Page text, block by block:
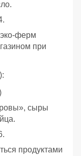
ферм
при
сыры
продуктами